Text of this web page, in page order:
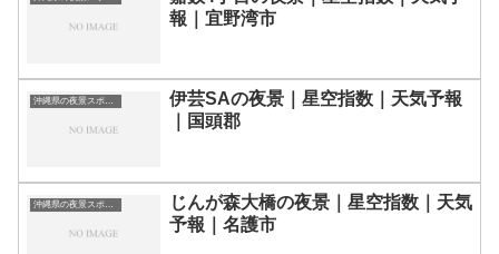
報｜宜野湾市
沖縄県の夜景スポット一覧
伊芸SAの夜景｜星空指数｜天気予報
｜国頭郡
沖縄県の夜景スポット一覧
じんが森大橋の夜景｜星空指数｜天気
予報｜名護市